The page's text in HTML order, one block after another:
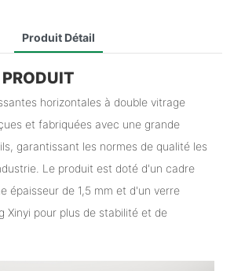
Produit Détail
horizontales à double vitrage
et fabriquées avec une grande
garantissant les normes de qualité les
Le produit est doté d'un cadre
épaisseur de 1,5 mm et d'un verre
Xinyi pour plus de stabilité et de